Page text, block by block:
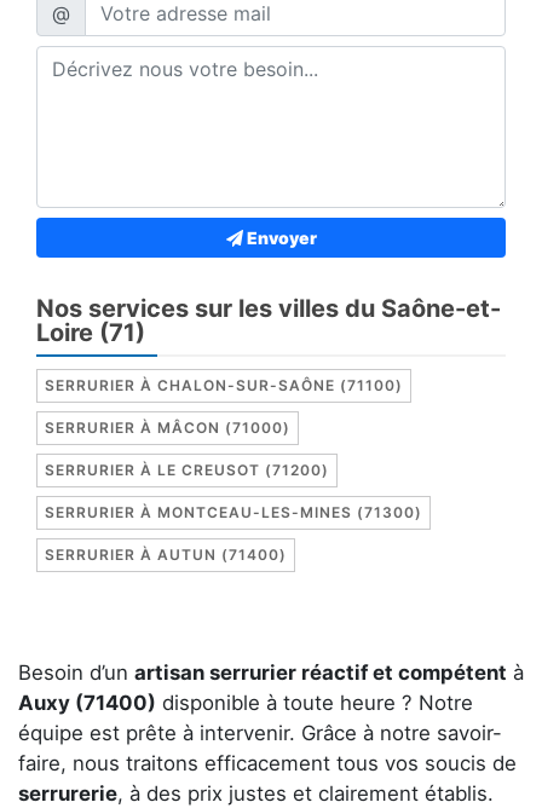
@
Envoyer
Nos services sur les villes du Saône-et-
Loire (71)
SERRURIER À CHALON-SUR-SAÔNE (71100)
SERRURIER À MÂCON (71000)
SERRURIER À LE CREUSOT (71200)
SERRURIER À MONTCEAU-LES-MINES (71300)
SERRURIER À AUTUN (71400)
Besoin d’un artisan serrurier réactif et compétent à
Auxy (71400) disponible à toute heure ? Notre
équipe est prête à intervenir. Grâce à notre savoir-
faire, nous traitons efficacement tous vos soucis de
serrurerie, à des prix justes et clairement établis.